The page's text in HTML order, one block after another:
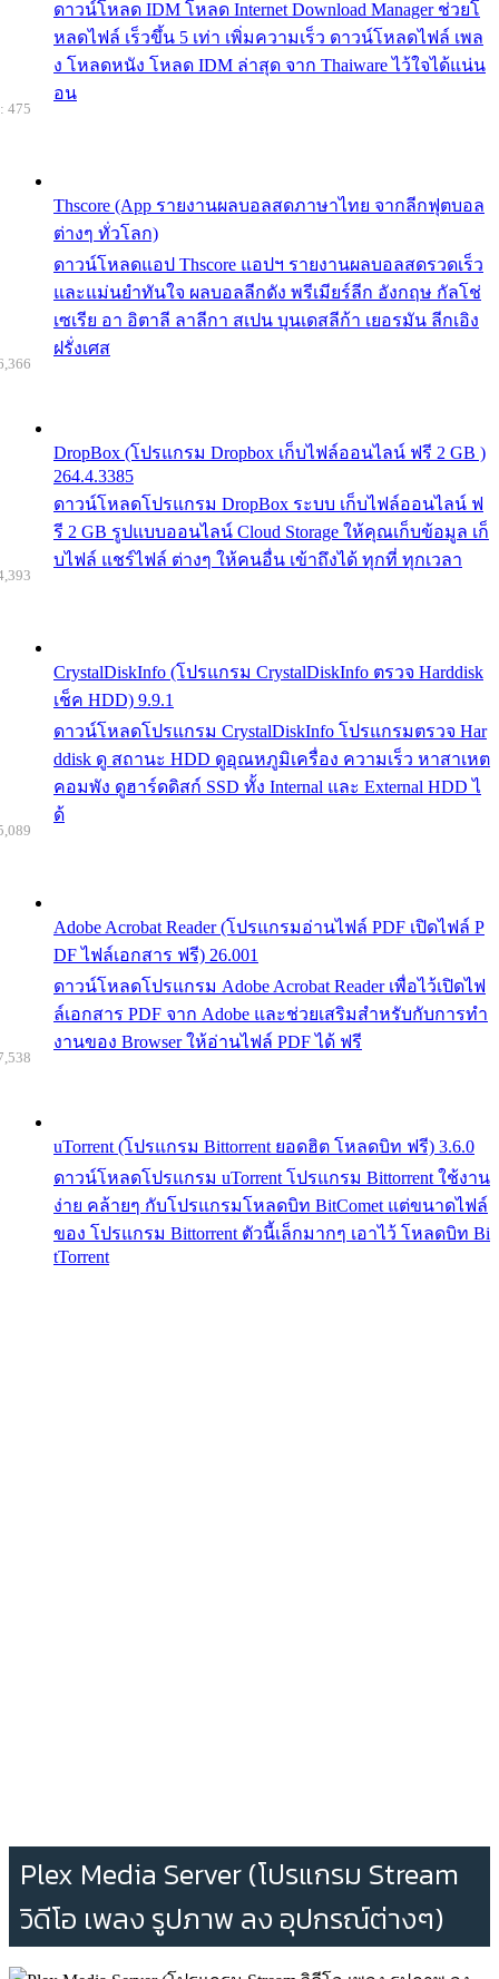
ดาวน์โหลด IDM โหลด Internet Download Manager ช่วยโ
หลดไฟล์ เร็วขึ้น 5 เท่า เพิ่มความเร็ว ดาวน์โหลดไฟล์ เพล
ง โหลดหนัง โหลด IDM ล่าสุด จาก Thaiware ไว้ใจได้แน่น
อน
Thscore (App รายงานผลบอลสดภาษาไทย จากลีกฟุตบอล
ต่างๆ ทั่วโลก)
ดาวน์โหลดแอป Thscore แอปฯ รายงานผลบอลสดรวดเร็ว
และแม่นยำทันใจ ผลบอลลีกดัง พรีเมียร์ลีก อังกฤษ กัลโช่
เซเรีย อา อิตาลี ลาลีกา สเปน บุนเดสลีก้า เยอรมัน ลีกเอิง
ฝรั่งเศส
475
DropBox (โปรแกรม Dropbox เก็บไฟล์ออนไลน์ ฟรี 2 GB )
264.4.3385
ดาวน์โหลดโปรแกรม DropBox ระบบ เก็บไฟล์ออนไลน์ ฟ
รี 2 GB รูปแบบออนไลน์ Cloud Storage ให้คุณเก็บข้อมูล เก็
บไฟล์ แชร์ไฟล์ ต่างๆ ให้คนอื่น เข้าถึงได้ ทุกที่ ทุกเวลา
CrystalDiskInfo (โปรแกรม CrystalDiskInfo ตรวจ Harddisk
เช็ค HDD) 9.9.1
ดาวน์โหลดโปรแกรม CrystalDiskInfo โปรแกรมตรวจ Har
ddisk ดู สถานะ HDD ดูอุณหภูมิเครื่อง ความเร็ว หาสาเหต
คอมพัง ดูฮาร์ดดิสก์ SSD ทั้ง Internal และ External HDD ไ
ด้
Adobe Acrobat Reader (โปรแกรมอ่านไฟล์ PDF เปิดไฟล์ P
DF ไฟล์เอกสาร ฟรี) 26.001
ดาวน์โหลดโปรแกรม Adobe Acrobat Reader เพื่อไว้เปิดไฟ
ล์เอกสาร PDF จาก Adobe และช่วยเสริมสำหรับกับการทำ
งานของ Browser ให้อ่านไฟล์ PDF ได้ ฟรี
uTorrent (โปรแกรม Bittorrent ยอดฮิต โหลดบิท ฟรี) 3.6.0
ดาวน์โหลดโปรแกรม uTorrent โปรแกรม Bittorrent ใช้งาน
ง่าย คล้ายๆ กับโปรแกรมโหลดบิท BitComet แต่ขนาดไฟล์
ของ โปรแกรม Bittorrent ตัวนี้เล็กมากๆ เอาไว้ โหลดบิท Bi
tTorrent
Plex Media Server (โปรแกรม Stream
วิดีโอ เพลง รูปภาพ ลง อุปกรณ์ต่างๆ)